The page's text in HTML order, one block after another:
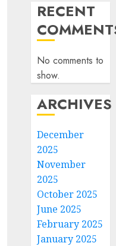
RECENT
No comments to
show.
ARCHIVES
December
2025
November
2025
October 2025
June 2025
February 2025
January 2025